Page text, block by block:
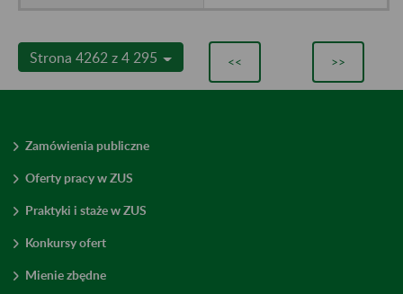
Strona 4262 z 4 295 << >>
Zamówienia publiczne
Oferty pracy w ZUS
Praktyki i staże w ZUS
Konkursy ofert
Mienie zbędne